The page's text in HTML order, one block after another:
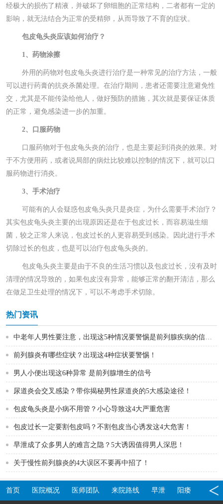
经极大的损伤了精液，并破坏了卵细胞的正常结构，二者都有一定的
影响，就无法结合为正常的受精卵，从而导致了不育的症状。
包皮龟头炎应该如何治疗？
1、药物涂擦
外用的药物对包皮龟头炎进行治疗是一种常见的治疗方法，一般
可以进行药膏的抗炎杀菌处理。在治疗期间，患者还需要注意避免性
交，尤其是不能传染给他人，做好预防的措施，其次就是要保证体质
的正常，避免感染进一步的加重。
2、口服药物
口服药物对于包皮龟头炎的治疗，也是主要起到消炎的效果。对
于不方便用药，或者说局部的病灶比较难以控制的情况下，就可以口
服药物进行消炎。
3、手术治疗
可能有的人会疑惑包皮龟头炎只是炎症，为什么需要手术治疗？
其实包皮龟头炎主要的出现原因还是在于包皮过长，而容易滋生细
菌，较之正常人来说，包皮过长的人更容易受到感染。因此进行手术
切除过长的包皮，也是可以治疗包皮龟头炎的。
包皮龟头炎主要是由于不良的生活习惯以及包皮过长，没有及时
清理的情况导致的，如果包皮没有异常，能够正常的翻开清洁，那么
在做足卫生处理的情况下，可以不考虑手术切除。
热门资讯
中老年人男性要注意，出现这5种情况要警惕是前列腺疾病的信号！
前列腺炎有哪些症状？出现这4种症状要警惕！
男人小便出现这6种异常 是前列腺增生的信号
尿道炎会交叉感染？带你揭秘男性尿道炎的5大感染途径！
包皮龟头炎是小病不用管？小心导致这4大严重危害
包皮过长一定要割包皮吗？不割包皮当心诱发这4大危害！
早泄成了众多男人的难言之隐？5大诱因值得男人深思！
关于慢性前列腺炎的4大误区不要再中招了！
首页 医院概况 医师团队 来院路线 早泄 阳痿 包皮